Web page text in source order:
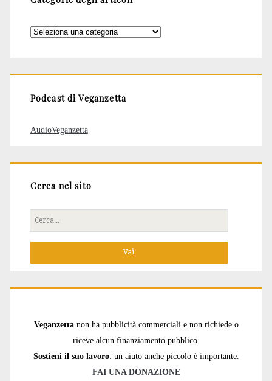
Categorie
Podcast di Veganzetta
AudioVeganzetta
Cerca nel sito
Cerca
per:
Veganzetta non ha pubblicità commerciali e non richiede o
riceve alcun finanziamento pubblico.
Sostieni il suo lavoro: un aiuto anche piccolo è importante.
FAI UNA DONAZIONE